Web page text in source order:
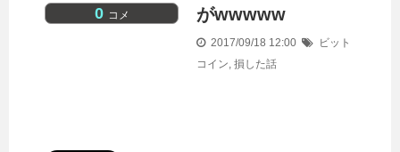
0 コメ
がwwwww
2017/09/18 12:00
ビット
コイン, 損した話